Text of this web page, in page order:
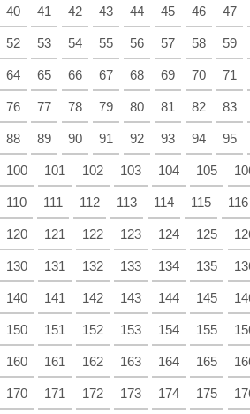
40 41 42 43 44 45 46 47
52 53 54 55 56 57 58 59
64 65 66 67 68 69 70 71
76 77 78 79 80 81 82 83
88 89 90 91 92 93 94 95
100 101 102 103 104 105
110 111 112 113 114 115 116
120 121 122 123 124 125
130 131 132 133 134 135
140 141 142 143 144 145
150 151 152 153 154 155
160 161 162 163 164 165
170 171 172 173 174 175